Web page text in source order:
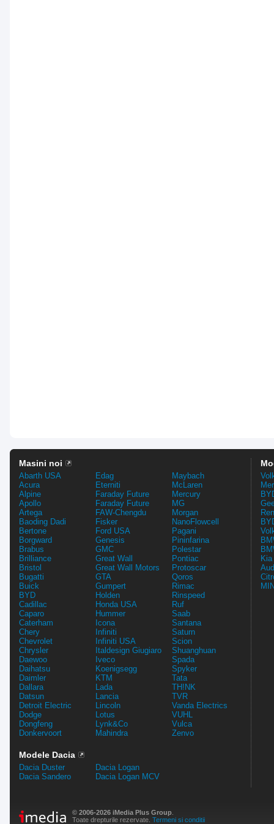
Masini noi
Abarth USA
Acura
Alpine
Apollo
Artega
Baoding Dadi
Bertone
Borgward
Brabus
Brilliance
Bristol
Bugatti
Buick
BYD
Cadillac
Caparo
Caterham
Chery
Chevrolet
Chrysler
Daewoo
Daihatsu
Daimler
Dallara
Datsun
Detroit Electric
Dodge
Dongfeng
Donkervoort
Edag
Eterniti
Faraday Future
Faraday Future
FAW-Chengdu
Fisker
Ford USA
Genesis
GMC
Great Wall
Great Wall Motors
GTA
Gumpert
Holden
Honda USA
Hummer
Icona
Infiniti
Infiniti USA
Italdesign Giugiaro
Iveco
Koenigsegg
KTM
Lada
Lancia
Lincoln
Lotus
Lynk&Co
Mahindra
Maybach
McLaren
Mercury
MG
Morgan
NanoFlowcell
Pagani
Pininfarina
Polestar
Pontiac
Protoscar
Qoros
Rimac
Rinspeed
Ruf
Saab
Santana
Saturn
Scion
Shuanghuan
Spada
Spyker
Tata
TH!NK
TVR
Vanda Electrics
VUHL
Vulca
Zenvo
Modele Dacia
Dacia Duster
Dacia Sandero
Dacia Logan
Dacia Logan MCV
© 2006-2026 iMedia Plus Group
Toate drepturile rezervate. Termeni si conditii